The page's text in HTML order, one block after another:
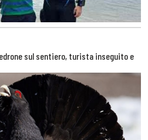
sul sentiero, turista inseguito e